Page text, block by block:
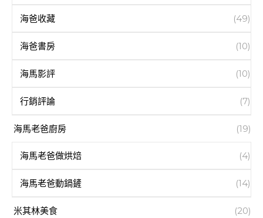
海爸收藏 (49)
海爸書房 (10)
海馬影評 (10)
行銷評論 (7)
海馬老爸廚房 (19)
海馬老爸做烘焙 (4)
海馬老爸動鍋鏟 (14)
米其林美食 (20)